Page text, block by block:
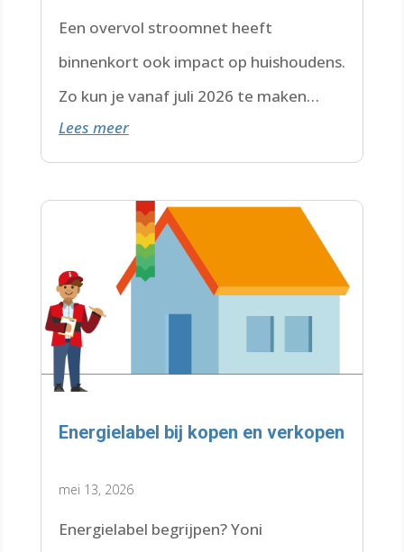
Een overvol stroomnet heeft
binnenkort ook impact op huishoudens.
Zo kun je vanaf juli 2026 te maken
krijgen met een wachtlijst.
Lees meer
Energielabel bij kopen en verkopen
mei 13, 2026
Energielabel begrijpen? Yoni